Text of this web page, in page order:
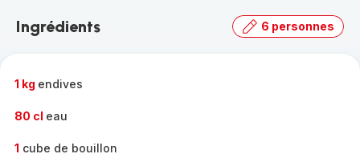
gamme
Ingrédients 6 personnes
1 kg endives
80 cl eau
1 cube de bouillon